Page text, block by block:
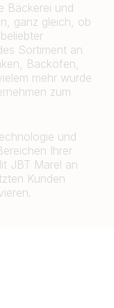
Bäckerei und
ganz gleich, ob
Sortiment an
Backöfen,
mehr wurde
zum
und
Ihrer
JBT Marel an
Kunden